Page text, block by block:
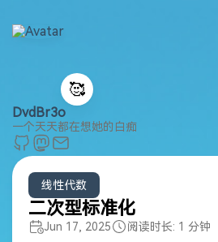
🥰
DvdBr3o
一个天天都在想她的白痴
线性代数
二次型标准化
Jun 17, 2025 阅读时长: 1 分钟